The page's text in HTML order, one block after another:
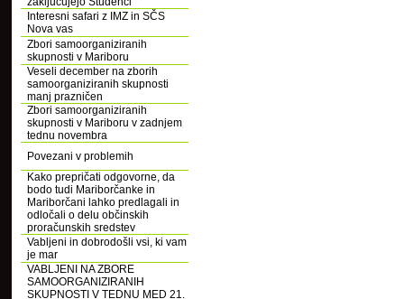
Interesni safari z IMZ in SČS
Nova vas
Zbori samoorganiziranih
skupnosti v Mariboru
Veseli december na zborih
samoorganiziranih skupnosti
manj prazničen
Zbori samoorganiziranih
skupnosti v Mariboru v zadnjem
tednu novembra
Povezani v problemih
Kako prepričati odgovorne, da
bodo tudi Mariborčanke in
Mariborčani lahko predlagali in
odločali o delu občinskih
proračunskih sredstev
Vabljeni in dobrodošli vsi, ki vam
je mar
VABLJENI NA ZBORE
SAMOORGANIZIRANIH
SKUPNOSTI V TEDNU MED 21.